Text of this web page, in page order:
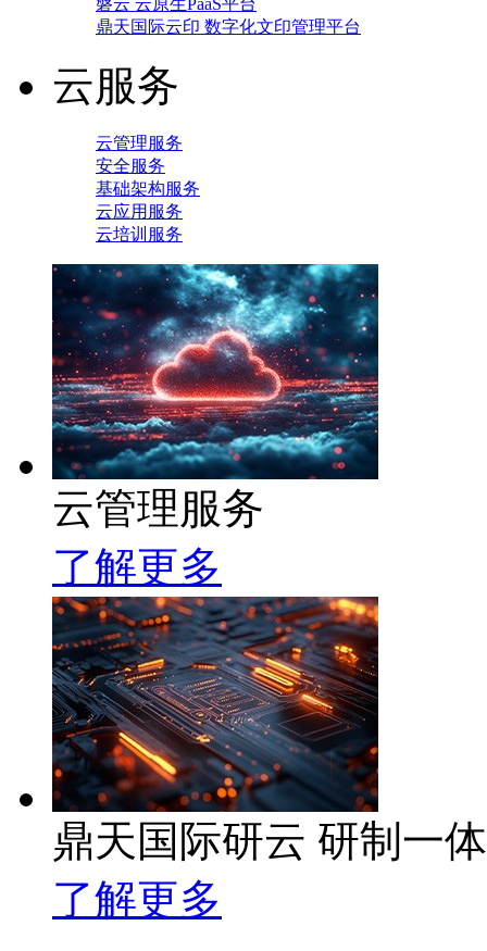
磐云 云原生PaaS平台
鼎天国际云印 数字化文印管理平台
云服务
云管理服务
安全服务
基础架构服务
云应用服务
云培训服务
云管理服务
了解更多
鼎天国际研云 研制一
了解更多